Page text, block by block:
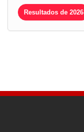
Resultados de 2026